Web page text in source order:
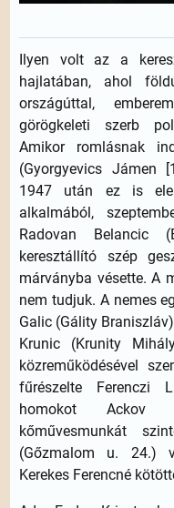
Ilyen volt az a
hajlatában, ahol
országúttal,
görögkeleti szerb
Amikor romlásnak
(Gyorgyevics Jámen
1947 után ez is
alkalmából,
Radovan Belancic
keresztállító szép
márványba vésette. A
nem tudjuk. A nemes
Galic (Gálity
Krunic (Krunity
közreműködésével
fűrészelte Ferenczi
homokot Ackov
kőművesmunkát
(Gőzmalom u. 24.)
Kerekes Ferencné